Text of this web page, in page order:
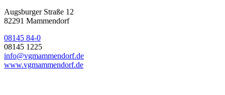
Augsburger Straße 12
82291 Mammendorf
08145 84-0
08145 1225
info@vgmammendorf.de
www.vgmammendorf.de